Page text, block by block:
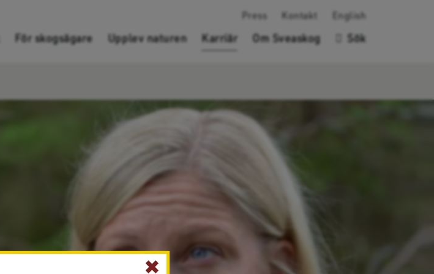
Press Kontakt English
För skogsägare Upplev naturen Karriär Om Sveaskog Sök
✖